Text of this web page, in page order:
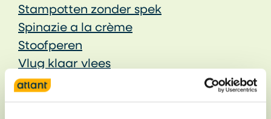
Stampotten zonder spek
Spinazie a la crème
Stoofperen
Vlug klaar vlees
Witlof met ham en kaas
Witte rijst